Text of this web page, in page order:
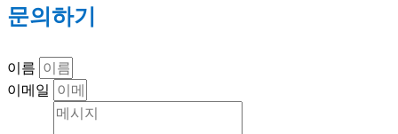
문의하기
이름
이메일